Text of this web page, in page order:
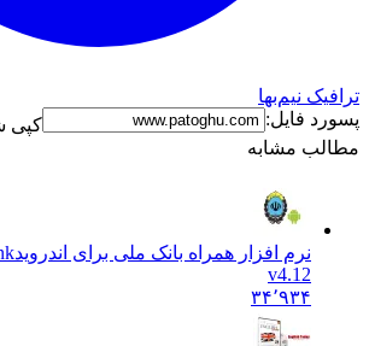
ترافیک نیم‌بها
پسورد فایل:
کپی
مطالب مشابه
نرم افزار همراه بانک ملی برای اندروید
v4.12
۳۴٬۹۳۴